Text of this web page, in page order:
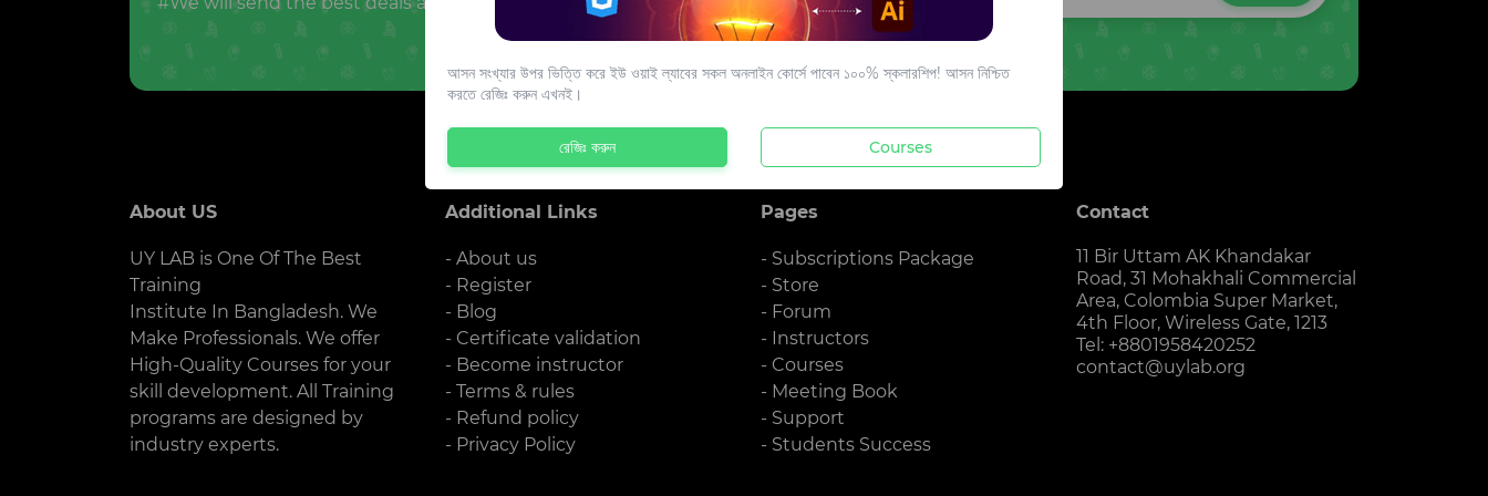
About US
UY LAB is One Of The Best
Training
Institute In Bangladesh. We
Make Professionals. We offer
High-Quality Courses for your
skill development. All Training
programs are designed by
industry experts.
Additional Links
- About us
- Register
- Blog
- Certificate validation
- Become instructor
- Terms & rules
- Refund policy
- Privacy Policy
Pages
- Subscriptions Package
- Store
- Forum
- Instructors
- Courses
- Meeting Book
- Support
- Students Success
Contact
11 Bir Uttam AK Khandakar
Road, 31 Mohakhali Commercial
Area, Colombia Super Market,
4th Floor, Wireless Gate, 1213
Tel: +8801958420252
contact@uylab.org
আসন সংখ্যার উপর ভিত্তি করে ইউ ওয়াই ল্যাবের সকল অনলাইন কোর্সে পাবেন ১০০% স্কলারশিপ! আসন নিশ্চিত
করতে রেজিঃ করুন এখনই।
রেজিঃ করুন Courses